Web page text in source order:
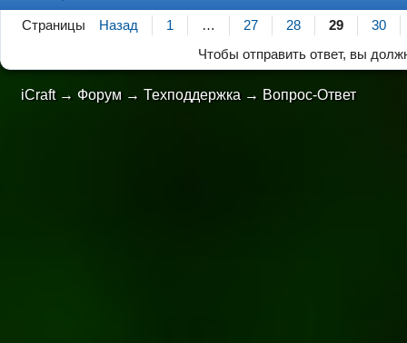
Страницы Назад 1 … 27 28 29
30
Чтобы отправить ответ, вы
iCraft → Форум →Техподдержка → Вопрос-Ответ